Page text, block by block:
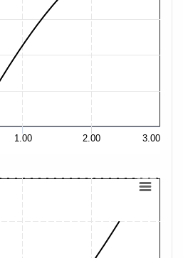
1.00 2.00 3.00